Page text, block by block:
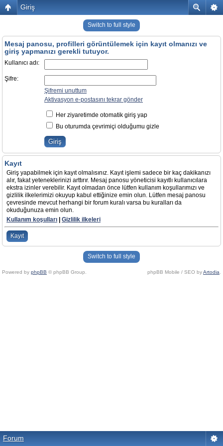
Giriş
Switch to full style
Mesaj panosu, profilleri görüntülemek için kayıt olmanızı ve
giriş yapmanızı gerekli tutuyor.
Kullanıcı adı:
Şifre:
Şifremi unuttum
Aktivasyon e-postasını tekrar gönder
Her ziyaretimde otomatik giriş yap
Bu oturumda çevrimiçi olduğumu gizle
Kayıt
Giriş yapabilmek için kayıt olmalısınız. Kayıt işlemi sadece bir kaç dakikanızı
alır, fakat yeteneklerinizi arttırır. Mesaj panosu yöneticisi kayıtlı kullanıcılara
ekstra izinler verebilir. Kayıt olmadan önce lütfen kullanım koşullarımızı ve
gizlilik ilkelerimizi okuyup kabul ettiğinize emin olun. Lütfen mesaj panosu
çevresinde mevcut herhangi bir forum kuralı varsa bu kuralları da
okuduğunuza emin olun.
Kullanım koşulları
Gizlilik ilkeleri
Kayıt
Switch to full style
Powered by phpBB © phpBB Group. phpBB Mobile / SEO byArtodia
Forum